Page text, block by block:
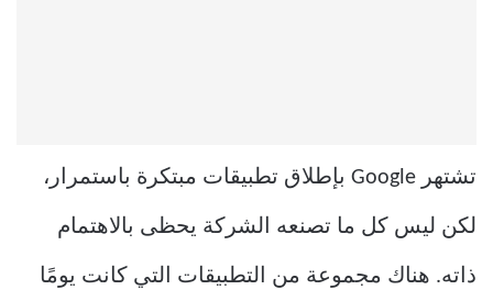
تشتهر Google بإطلاق تطبيقات مبتكرة باستمرار،
لكن ليس كل ما تصنعه الشركة يحظى بالاهتمام
ذاته. هناك مجموعة من التطبيقات التي كانت يومًا